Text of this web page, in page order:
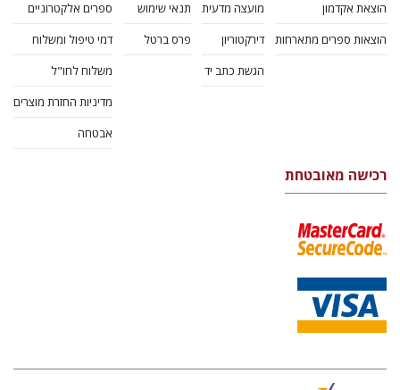
הוצאת אקדמון
הוצאות ספרים מתארחות
מועצה מדעית
דירקטוריון
הגשת כתב יד
תנאי שימוש
פרס ברטל
ספרים אלקטרוניים
דמי טיפול ומשלוח
משלוח לחו"ל
מדיניות החזרת מוצרים
אבטחה
רכישה מאובטחת